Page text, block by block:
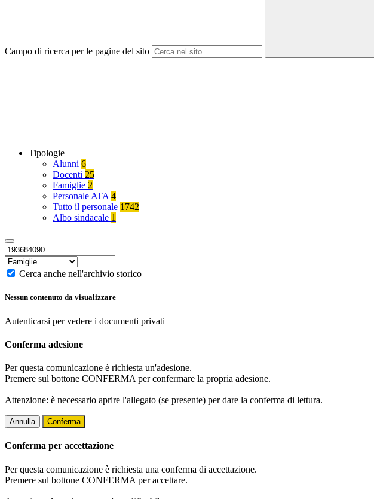
Campo di ricerca per le pagine del sito
Tipologie
Alunni 6
Docenti 25
Famiglie 2
Personale ATA 4
Tutto il personale 1742
Albo sindacale 1
Cerca anche nell'archivio storico
Nessun contenuto da visualizzare
Autenticarsi per vedere i documenti privati
Conferma adesione
Per questa comunicazione è richiesta un'adesione.
Premere sul bottone CONFERMA per confermare la propria adesione.
Attenzione: è necessario aprire l'allegato (se presente) per dare la conferma di lettura.
Annulla Conferma
Conferma per accettazione
Per questa comunicazione è richiesta una conferma di accettazione.
Premere sul bottone CONFERMA per accettare.